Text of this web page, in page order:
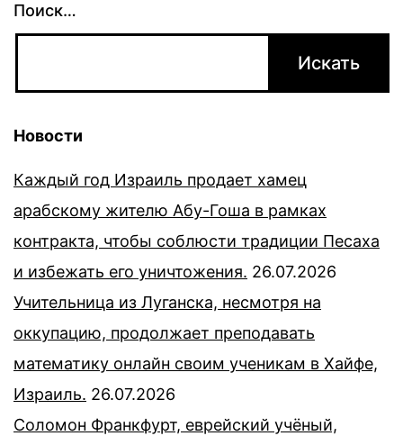
Поиск…
Новости
Каждый год Израиль продает хамец
арабскому жителю Абу-Гоша в рамках
контракта, чтобы соблюсти традиции Песаха
и избежать его уничтожения. 26.07.2026
Учительница из Луганска, несмотря на
оккупацию, продолжает преподавать
математику онлайн своим ученикам в Хайфе,
Израиль. 26.07.2026
Соломон Франкфурт, еврейский учёный,